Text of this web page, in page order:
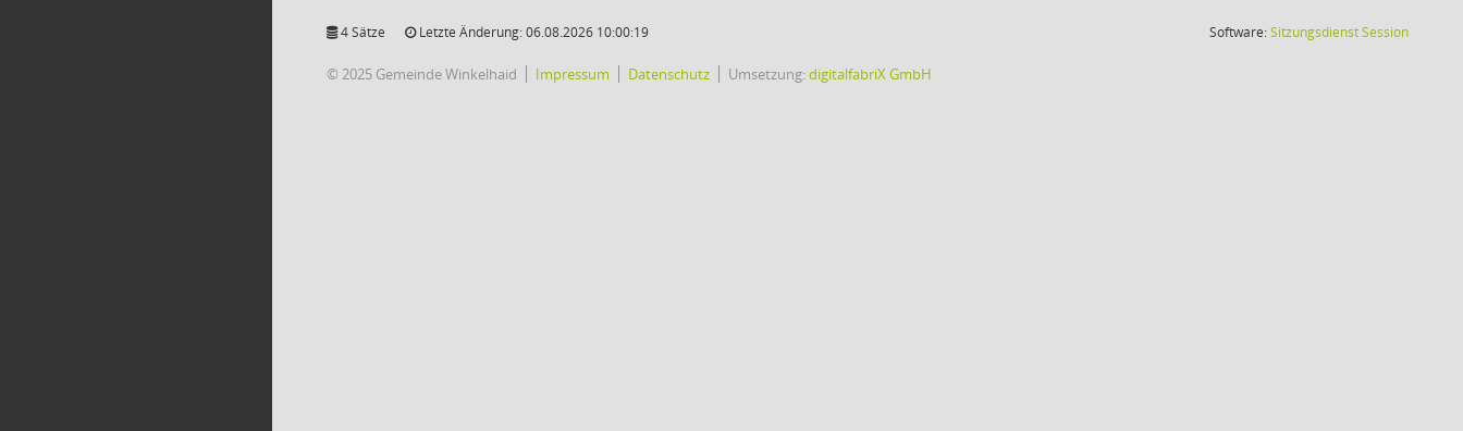
4 Sätze Letzte Änderung: 06.08.2026 10:00:19 Software:SitzungsdienstSession(Wird in
© 2025 Gemeinde Winkelhaid Impressum Datenschutz Umsetzung:digitalfabriX GmbH